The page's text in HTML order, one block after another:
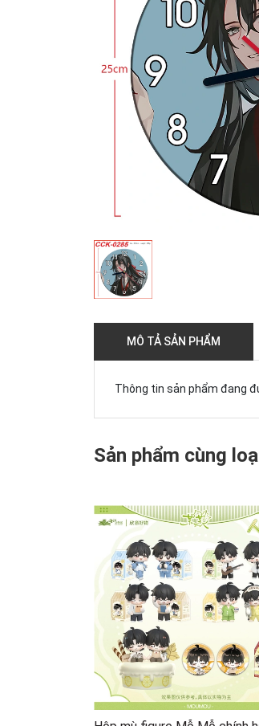
MÔ TẢ SẢN PHẨM
Thông tin sản phẩm đang
Sản phẩm cùng